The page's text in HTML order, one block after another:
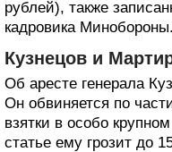
рублей), также
кадровика Минобороны.
Кузнецов и
Об аресте генерала
Он обвиняется по
взятки в особо
статье ему грозит до